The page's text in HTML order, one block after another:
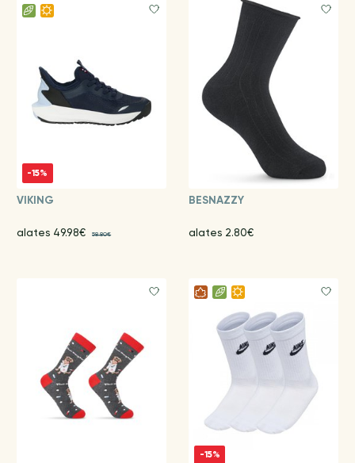
-15%
VIKING
alates 49.98€ 58.80€
BESNAZZY
alates 2.80€
-15%